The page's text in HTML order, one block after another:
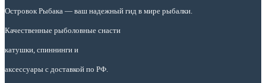
Островок Рыбака — ваш надежный гид в мире рыбалки.
Качественные рыболовные снасти
катушки, спиннинги и
аксессуары с доставкой по РФ.